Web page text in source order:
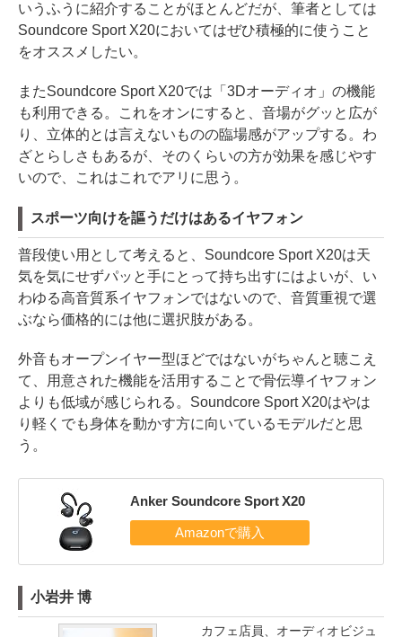
いうふうに紹介することがほとんどだが、筆者としては
Soundcore Sport X20においてはぜひ積極的に使うこと
をオススメしたい。
またSoundcore Sport X20では「3Dオーディオ」の機能
も利用できる。これをオンにすると、音場がグッと広が
り、立体的とは言えないものの臨場感がアップする。わ
ざとらしさもあるが、そのくらいの方が効果を感じやす
いので、これはこれでアリに思う。
スポーツ向けを謳うだけはあるイヤフォン
普段使い用として考えると、Soundcore Sport X20は天
気を気にせずパッと手にとって持ち出すにはよいが、い
わゆる高音質系イヤフォンではないので、音質重視で選
ぶなら価格的には他に選択肢がある。
外音もオープンイヤー型ほどではないがちゃんと聴こえ
て、用意された機能を活用することで骨伝導イヤフォン
よりも低域が感じられる。Soundcore Sport X20はやは
り軽くでも身体を動かす方に向いているモデルだと思
う。
Anker Soundcore Sport X20
小岩井 博
カフェ店員、オーディオビジュ